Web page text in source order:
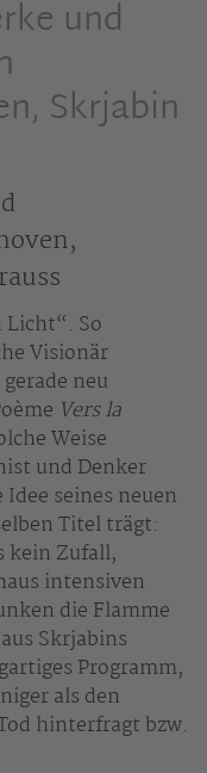
und
Skrjabin
Licht“. So
Visionär
neu
Vers la
Weise
und Denker
seines neuen
Titel trägt:
kein Zufall,
intensiven
die Flamme
Skrjabins
Programm,
als den
hinterfragt bzw.